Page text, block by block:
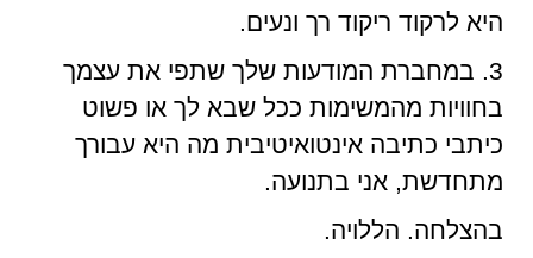
היא לרקוד ריקוד רך ונעים.
3. במחברת המודעות שלך שתפי את עצמך
בחוויות מהמשימות ככל שבא לך או פשוט
כיתבי כתיבה אינטואיטיבית מה היא עבורך
מתחדשת, אני בתנועה.
בהצלחה. הללויה.